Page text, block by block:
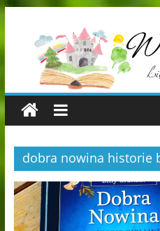
dobra nowina historie